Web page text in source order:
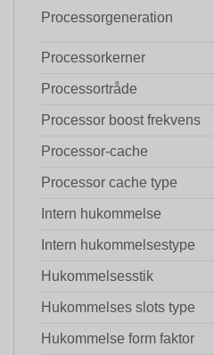
Processorgeneration
Processorkerner
Processortråde
Processor boost frekvens
Processor-cache
Processor cache type
Intern hukommelse
Intern hukommelsestype
Hukommelsesstik
Hukommelses slots type
Hukommelse form faktor